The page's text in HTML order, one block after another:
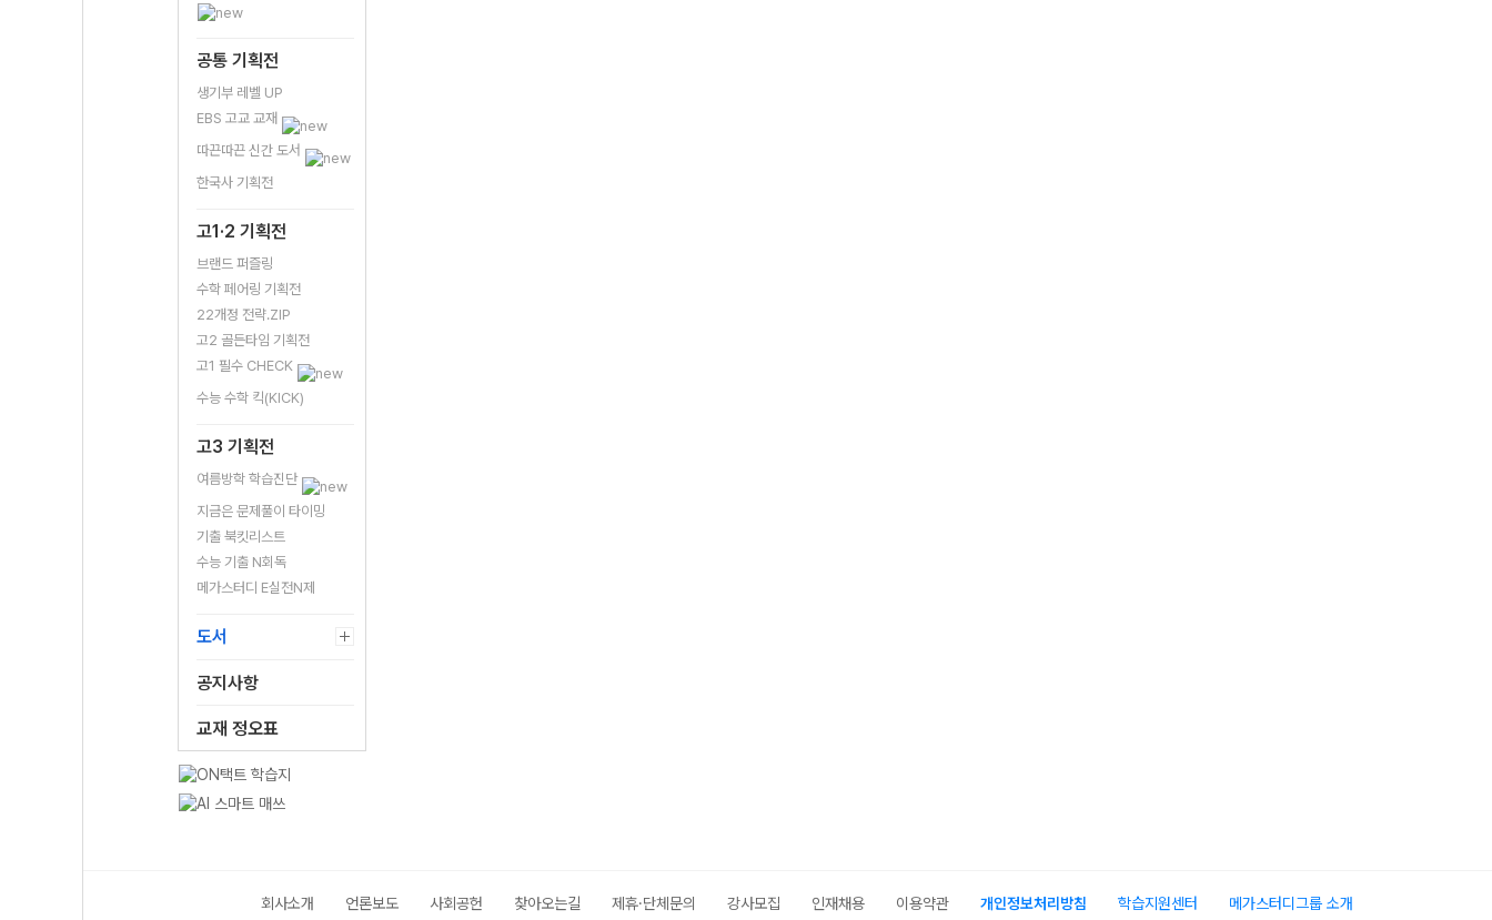
공통 기획전
생기부 레벨 UP
EBS 고교 교재
따끈따끈 신간 도서
한국사 기획전
고1·2 기획전
브랜드 퍼즐링
수학 페어링 기획전
22개정 전략.ZIP
고2 골든타임 기획전
고1 필수 CHECK
수능 수학 킥(KICK)
고3 기획전
여름방학 학습진단
지금은 문제풀이 타이밍
기출 북킷리스트
수능 기출 N회독
메가스터디 E실전N제
도서
공지사항
교재 정오표
회사소개 언론보도 사회공헌 찾아오는길 제휴·단체문의 강사모집 인재채용 이용약관 개인정보처리방침 학습지원센터 메가스터디그룹 소개